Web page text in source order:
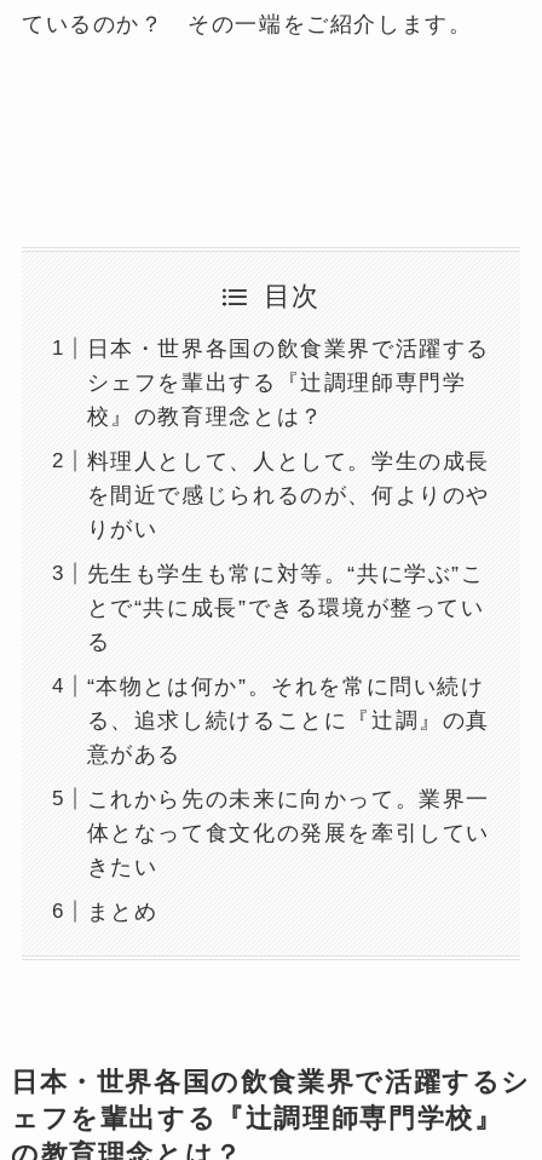
ているのか？ その一端をご紹介します。
目次
日本・世界各国の飲食業界で活躍する
シェフを輩出する『辻調理師専門学
校』の教育理念とは？
料理人として、人として。学生の成長
を間近で感じられるのが、何よりのや
りがい
先生も学生も常に対等。“共に学ぶ”こ
とで“共に成長”できる環境が整ってい
る
“本物とは何か”。それを常に問い続け
る、追求し続けることに『辻調』の真
意がある
これから先の未来に向かって。業界一
体となって食文化の発展を牽引してい
きたい
まとめ
日本・世界各国の飲食業界で活躍するシ
ェフを輩出する『辻調理師専門学校』